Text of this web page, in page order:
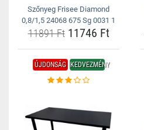
Szőnyeg Frisee Diamond
0,8/1,5 24068 675 Sg 0031 1
11891 Ft11746 Ft
ÚJDONSÁG KEDVEZMÉNY